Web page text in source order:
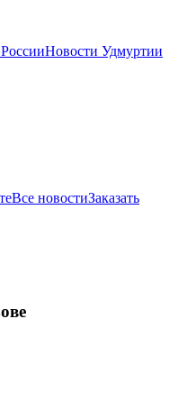
Новости Удмуртии
Все новостиЗаказать